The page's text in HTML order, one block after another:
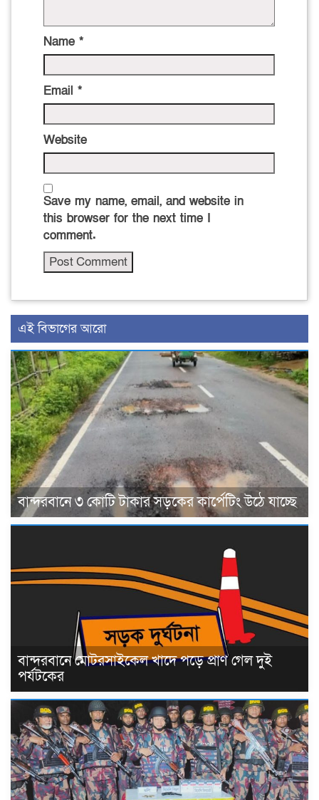
Name *
Email *
Website
Save my name, email, and website in
this browser for the next time I
comment.
এই বিভাগের আরো
বান্দরবানে ৩ কোটি টাকার সড়কের কার্পেটিং উঠে যাচ্ছে
বান্দরবানে মোটরসাইকেল খাদে পড়ে প্রাণ গেল দুই
পর্যটকের